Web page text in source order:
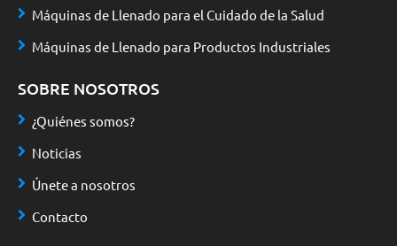
Máquinas de Llenado para el Cuidado de la Salud
Máquinas de Llenado para Productos Industriales
SOBRE NOSOTROS
¿Quiénes somos?
Noticias
Únete a nosotros
Contacto